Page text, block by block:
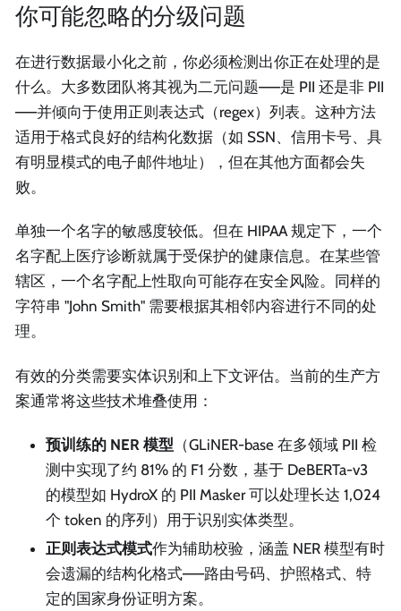
你可能忽略的分级问题
在进行数据最小化之前，你必须检测出你正在处理的是
什么。大多数团队将其视为二元问题——是 PII 还是非 PII
——并倾向于使用正则表达式（regex）列表。这种方法
适用于格式良好的结构化数据（如 SSN、信用卡号、具
有明显模式的电子邮件地址），但在其他方面都会失
败。
单独一个名字的敏感度较低。但在 HIPAA 规定下，一个
名字配上医疗诊断就属于受保护的健康信息。在某些管
辖区，一个名字配上性取向可能存在安全风险。同样的
字符串 "John Smith" 需要根据其相邻内容进行不同的处
理。
有效的分类需要实体识别和上下文评估。当前的生产方
案通常将这些技术堆叠使用：
预训练的 NER 模型 （GLiNER-base 在多领域 PII 检
测中实现了约 81% 的 F1 分数，基于 DeBERTa-v3
的模型如 HydroX 的 PII Masker 可以处理长达 1,024
个 token 的序列）用于识别实体类型。
正则表达式模式作为辅助校验，涵盖 NER 模型有时
会遗漏的结构化格式——路由号码、护照格式、特
定的国家身份证明方案。